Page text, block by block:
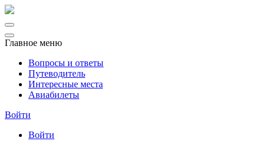
Главное меню
Вопросы и ответы
Путеводитель
Интересные места
Авиабилеты
Войти
Войти